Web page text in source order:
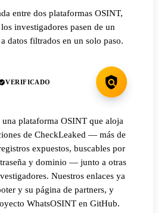
entre dos plataformas OSINT,
investigadores pasen de un
datos filtrados en un solo paso.
VERIFICADO
plataforma OSINT que aloja
de CheckLeaked — más de
expuestos, buscables por
y dominio — junto a otras
Nuestros enlaces ya
y su página de partners, y
WhatsOSINT en GitHub.